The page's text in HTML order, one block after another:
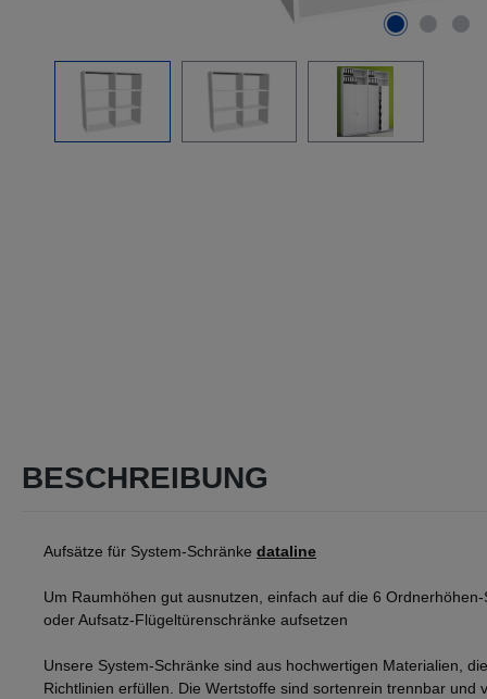
BESCHREIBUNG
Aufsätze für System-Schränke dataline
Um Raumhöhen gut ausnutzen, einfach auf die 6
oder Aufsatz-Flügeltürenschränke aufsetzen
Unsere System-Schränke sind aus hochwertigen Materialien,
Richtlinien erfüllen. Die Wertstoffe sind sortenrein trennbar und